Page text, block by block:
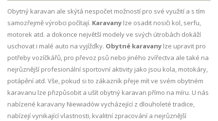
Obytný karavan ale skýtá nespočet možností pro své využití a s tím
samozřejmě výrobci počítají. Karavany lze osadit nosiči kol, serfu,
motorek atd. a dokonce největší modely ve svých útrobách dokáží
uschovat i malé auto na vyjížďky. Obytné karavany lze upravit pro
potřeby vozíčkářů, pro převoz psů nebo jiného zvířectva ale také na
nejrůznější profesionální sportovní aktivity jako jsou kola, motokáry,
potápění atd. Vše, pokud si to zákazník přeje mít ve svém obytném
karavanu lze přizpůsobit a ušít obytný karavan přímo na míru. U nás
nabízené karavany Niewiadów vycházející z dlouholeté tradice,
nabízejí vynikající vlastnosti, kvalitní zpracování a nejrůznější